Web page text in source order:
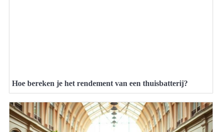
Hoe bereken je het rendement van een thuisbatterij?